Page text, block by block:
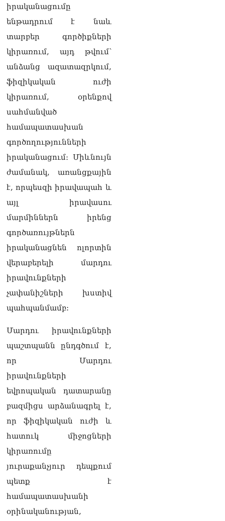
իրականացումը
ենթադրում է նաև
տարբեր գործիքների
կիրառում, այդ թվում՝
անձանց ազատազրկում,
ֆիզիկական ուժի
կիրառում, օրենքով
սահմանված
համապատասխան
գործողությունների
իրականացում։ Միևնույն
ժամանակ, առանցքային
է, որպեսզի իրավապահ և
այլ իրավասու
մարմիններն իրենց
գործառույթներն
իրականացնեն ոլորտին
վերաբերելի մարդու
իրավունքների
չափանիշների խստիվ
պահպանմամբ:
Մարդու իրավունքների
պաշտպանն ընդգծում է,
որ Մարդու
իրավունքների
եվրոպական դատարանը
բազմիցս արձանագրել է,
որ ֆիզիկական ուժի և
հատուկ միջոցների
կիրառումը
յուրաքանչյուր դեպքում
պետք է
համապատասխանի
օրինականության,